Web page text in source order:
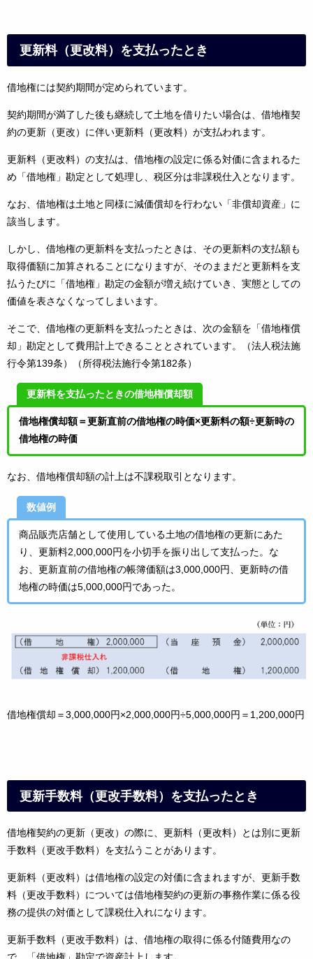
更新料（更改料）を支払ったとき
借地権には契約期間が定められています。
契約期間が満了した後も継続して土地を借りたい場合は、借地権契
約の更新（更改）に伴い更新料（更改料）が支払われます。
更新料（更改料）の支払は、借地権の設定に係る対価に含まれるた
め「借地権」勘定として処理し、税区分は非課税仕入となります。
なお、借地権は土地と同様に減価償却を行わない「非償却資産」に
該当します。
しかし、借地権の更新料を支払ったときは、その更新料の支払額も
取得価額に加算されることになりますが、そのままだと更新料を支
払うたびに「借地権」勘定の金額が増え続けていき、実態としての
価値を表さなくなってしまいます。
そこで、借地権の更新料を支払ったときは、次の金額を「借地権償
却」勘定として費用計上できることとされています。（法人税法施
行令第139条）（所得税法施行令第182条）
更新料を支払ったときの借地権償却額
借地権償却額＝更新直前の借地権の時価×更新料の額÷更新時の
借地権の時価
なお、借地権償却額の計上は不課税取引となります。
数値例
商品販売店舗として使用している土地の借地権の更新にあた
り、更新料2,000,000円を小切手を振り出して支払った。な
お、更新直前の借地権の帳簿価額は3,000,000円、更新時の借
地権の時価は5,000,000円であった。
借地権償却＝3,000,000円×2,000,000円÷5,000,000円＝1,200,000円
更新手数料（更改手数料）を支払ったとき
借地権契約の更新（更改）の際に、更新料（更改料）とは別に更新
手数料（更改手数料）を支払うことがあります。
更新料（更改料）は借地権の設定の対価に含まれますが、更新手数
料（更改手数料）については借地権契約の更新の事務作業に係る役
務の提供の対価として課税仕入れになります。
更新手数料（更改手数料）は、借地権の取得に係る付随費用なの
で、「借地権」勘定で資産計上します。